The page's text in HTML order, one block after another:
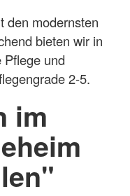
den modernsten
bieten wir in
Pflege und
2-5.
im